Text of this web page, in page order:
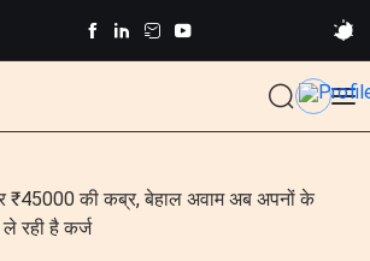
की कब्र, बेहाल अवाम अब अपनों के
रही है कर्ज